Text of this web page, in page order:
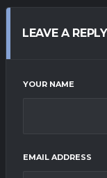
LEAVE A REPLY
YOUR NAME
EMAIL ADDRESS